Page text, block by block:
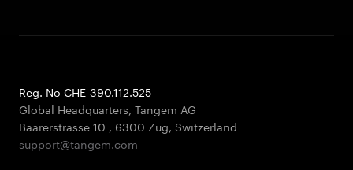
Reg. No CHE-390.112.525
Global Headquarters, Tangem AG
Baarerstrasse 10 , 6300 Zug, Switzerland
support@tangem.com